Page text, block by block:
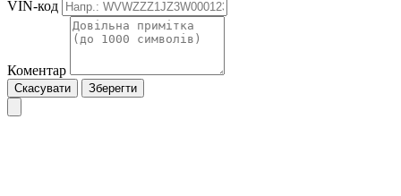
VIN-код
Коментар
Скасувати Зберегти